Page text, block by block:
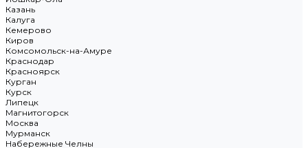
Казань
Калуга
Кемерово
Киров
Комсомольск-на-Амуре
Краснодар
Красноярск
Курган
Курск
Липецк
Магнитогорск
Москва
Мурманск
Набережные Челны